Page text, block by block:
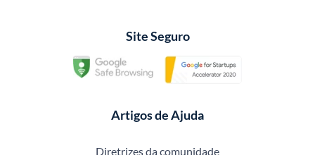
Site Seguro
Artigos de Ajuda
Diretrizes da comunidade